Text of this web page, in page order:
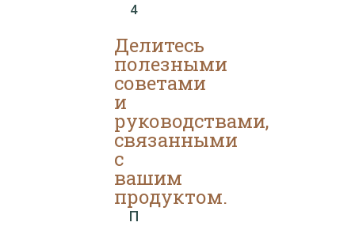
4
Делитесь
полезными
советами
и
руководствами,
связанными
с
вашим
продуктом.
П